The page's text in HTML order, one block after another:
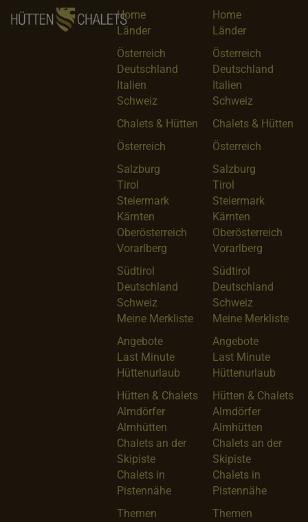
Home
Länder
Österreich
Deutschland
Italien
Schweiz
Chalets & Hütten
Österreich
Salzburg
Tirol
Steiermark
Kärnten
Oberösterreich
Vorarlberg
Südtirol
Deutschland
Schweiz
Meine Merkliste
Angebote
Last Minute
Hüttenurlaub
Hütten & Chalets
Almdörfer
Almhütten
Chalets an der
Skipiste
Chalets in
Pistennähe
Themen
Home
Länder
Österreich
Deutschland
Italien
Schweiz
Chalets & Hütten
Österreich
Salzburg
Tirol
Steiermark
Kärnten
Oberösterreich
Vorarlberg
Südtirol
Deutschland
Schweiz
Meine Merkliste
Angebote
Last Minute
Hüttenurlaub
Hütten & Chalets
Almdörfer
Almhütten
Chalets an der
Skipiste
Chalets in
Pistennähe
Themen